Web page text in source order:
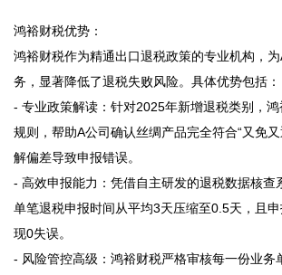
鸿裕财税优势：
鸿裕财税作为精通出口退税政策的专业机构，
务，显著降低了退税失败风险。具体优势包括：
- 专业政策解读：针对2025年新增退税类别，
规则，帮助A公司确认丝绸产品完全符合“又免
解偏差导致申报错误。
- 高效申报能力：凭借自主研发的退税数据核查
单笔退税申报时间从平均3天压缩至0.5天，且
现0失误。
- 风险管控高级：鸿裕财税严格审核每一份业务